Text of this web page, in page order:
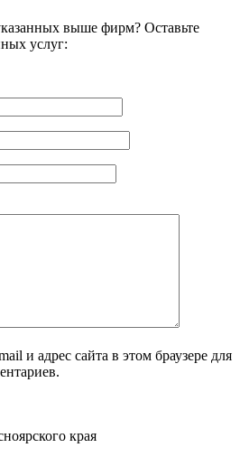
выше фирм? Оставьте
услуг:
и адрес сайта в этом браузере для
края